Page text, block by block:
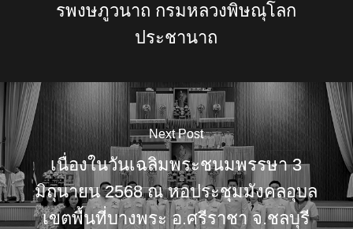
รพงษภูวนาถ กรมหลวงพิษณุโลก
ประชานาถ
Next Post
เนื่องในวันเฉลิมพระชนมพรรษา 3
มิถุนายน 2568 ณ หอประชุมมังคลอุบล
เขตพื้นที่บางพระ อ.ศรีราชา จ.ชลบุรี